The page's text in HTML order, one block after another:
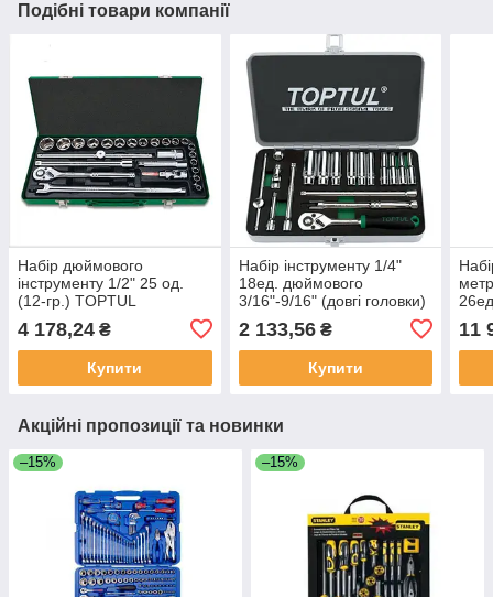
Подібні товари компанії
Набір дюймового
інструменту 1/2" 25 од.
(12-гр.) TOPTUL
4 178,24 ₴
Купити
Набір інструменту 1/4"
18ед. дюймового
3/16"-9/16" (довгі головки)
(Тайвань)
2 133,56₴
Купити
11
Акційні пропозиції та новинки
–15% –15%